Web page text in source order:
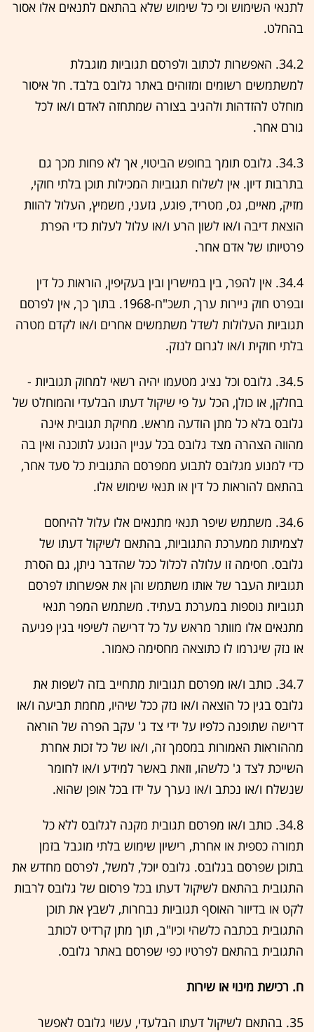
לתנאי השימוש וכי כל שימוש שלא בהתאם לתנאים אלו אסור
בהחלט.
34.2. האפשרות לכתוב ולפרסם תגוביות מוגבלת
למשתמשים רשומים ומזוהים באתר גלובס בלבד. חל איסור
מוחלט להזדהות ולהגיב בצורה שמתחזה לאדם ו/או לכל
גורם אחר.
34.3. גלובס תומך בחופש הביטוי, אך לא פחות מכך גם
בתרבות דיון. אין לשלוח תגוביות המכילות תוכן בלתי חוקי,
מזיק, מאיים, גס, מטריד, פוגע, גזעני, משמיץ, העלול להוות
הוצאת דיבה ו/או לשון הרע ו/או עלול לעלות כדי הפרת
פרטיותו של אדם אחר.
34.4. אין להפר, בין במישרין ובין בעקיפין, הוראות כל דין
ובפרט חוק ניירות ערך, תשכ"ח-1968. בתוך כך, אין לפרסם
תגוביות העלולות לשדל משתמשים אחרים ו/או לקדם מטרה
בלתי חוקית ו/או לגרום לנזק.
34.5. גלובס וכל נציג מטעמו יהיה רשאי למחוק תגוביות -
בחלקן, או כולן, הכל על פי שיקול דעתו הבלעדי והמוחלט של
גלובס בלא כל מתן הודעה מראש. מחיקת תגובית אינה
מהווה הצהרה מצד גלובס בכל עניין הנוגע לתוכנה ואין בה
כדי למנוע מגלובס לתבוע ממפרסם התגובית כל סעד אחר,
בהתאם להוראות כל דין או תנאי שימוש אלו.
34.6. משתמש שיפר תנאי מתנאים אלו עלול להיחסם
לצמיתות ממערכת התגוביות, בהתאם לשיקול דעתו של
גלובס. חסימה זו עלולה לכלול ככל שהדבר ניתן, גם הסרת
תגוביות העבר של אותו משתמש והן את אפשרותו לפרסם
תגוביות נוספות במערכת בעתיד. משתמש המפר תנאי
מתנאים אלו מוותר מראש על כל דרישה לשיפוי בגין פגיעה
או נזק שיגרמו לו כתוצאה מחסימה כאמור.
34.7. כותב ו/או מפרסם תגוביות מתחייב בזה לשפות את
גלובס בגין כל הוצאה ו/או נזק ככל שיהיו, מחמת תביעה ו/או
דרישה שתופנה כלפיו על ידי צד ג' עקב הפרה של הוראה
מההוראות האמורות במסמך זה, ו/או של כל זכות אחרת
השייכת לצד ג' כלשהו, וזאת באשר למידע ו/או לחומר
שנשלח ו/או נכתב ו/או נערך על ידו בכל אופן שהוא.
34.8. כותב ו/או מפרסם תגובית מקנה לגלובס ללא כל
תמורה כספית או אחרת, רישיון שימוש בלתי מוגבל בזמן
בתוכן שפרסם בגלובס. גלובס יוכל, למשל, לפרסם מחדש את
התגובית בהתאם לשיקול דעתו בכל פרסום של גלובס לרבות
לקט או בדיוור האוסף תגוביות נבחרות, לשבץ את תוכן
התגובית בכתבה כלשהי וכיו"ב, תוך מתן קרדיט לכותב
התגובית בהתאם לפרטיו כפי שפרסם באתר גלובס.
ח. רכישת מינוי או שירות
35. בהתאם לשיקול דעתו הבלעדי, עשוי גלובס לאפשר